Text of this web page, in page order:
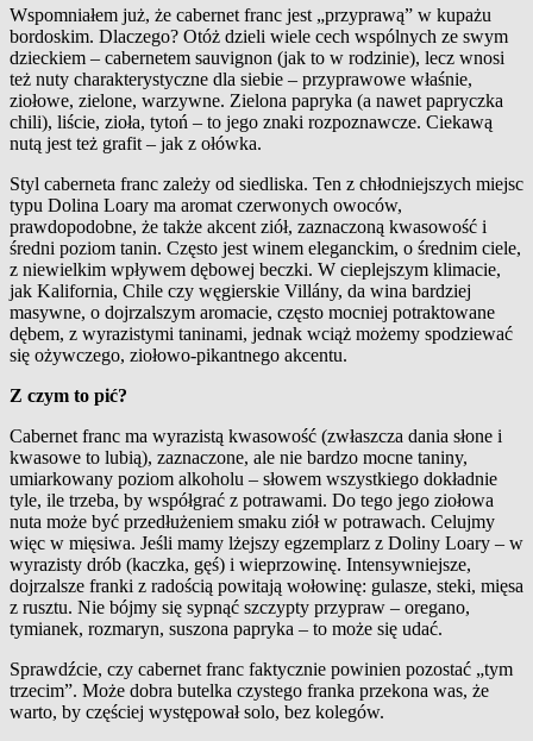
Wspomniałem już, że cabernet franc jest „przyprawą” w kupażu
bordoskim. Dlaczego? Otóż dzieli wiele cech wspólnych ze swym
dzieckiem – cabernetem sauvignon (jak to w rodzinie), lecz wnosi
też nuty charakterystyczne dla siebie – przyprawowe właśnie,
ziołowe, zielone, warzywne. Zielona papryka (a nawet papryczka
chili), liście, zioła, tytoń – to jego znaki rozpoznawcze. Ciekawą
nutą jest też grafit – jak z ołówka.
Styl caberneta franc zależy od siedliska. Ten z chłodniejszych miejsc
typu Dolina Loary ma aromat czerwonych owoców,
prawdopodobne, że także akcent ziół, zaznaczoną kwasowość i
średni poziom tanin. Często jest winem eleganckim, o średnim ciele,
z niewielkim wpływem dębowej beczki. W cieplejszym klimacie,
jak Kalifornia, Chile czy węgierskie Villány, da wina bardziej
masywne, o dojrzalszym aromacie, często mocniej potraktowane
dębem, z wyrazistymi taninami, jednak wciąż możemy spodziewać
się ożywczego, ziołowo-pikantnego akcentu.
Z czym to pić?
Cabernet franc ma wyrazistą kwasowość (zwłaszcza dania słone i
kwasowe to lubią), zaznaczone, ale nie bardzo mocne taniny,
umiarkowany poziom alkoholu – słowem wszystkiego dokładnie
tyle, ile trzeba, by współgrać z potrawami. Do tego jego ziołowa
nuta może być przedłużeniem smaku ziół w potrawach. Celujmy
więc w mięsiwa. Jeśli mamy lżejszy egzemplarz z Doliny Loary – w
wyrazisty drób (kaczka, gęś) i wieprzowinę. Intensywniejsze,
dojrzalsze franki z radością powitają wołowinę: gulasze, steki, mięsa
z rusztu. Nie bójmy się sypnąć szczypty przypraw – oregano,
tymianek, rozmaryn, suszona papryka – to może się udać.
Sprawdźcie, czy cabernet franc faktycznie powinien pozostać „tym
trzecim”. Może dobra butelka czystego franka przekona was, że
warto, by częściej występował solo, bez kolegów.